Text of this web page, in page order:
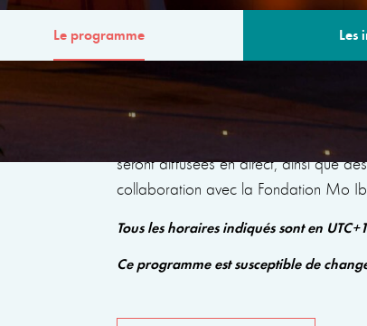
Le programme Les
Le programme comprendra des
seront diffusées en direct, ainsi que
collaboration avec la Fondation Mo
Tous les horaires indiqués sont en
Ce programme est susceptible de